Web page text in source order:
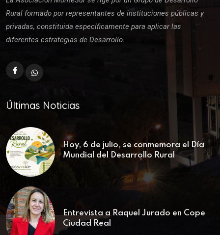
Rural formado por representantes de instituciones públicas y
privadas, constituida específicamente para aplicar las
diferentes estrategias de Desarrollo.
Últimas Noticias
Hoy, 6 de julio, se conmemora el Día
Mundial del Desarrollo Rural
Entrevista a Raquel Jurado en Cope
Ciudad Real